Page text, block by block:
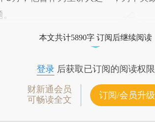
本文共计5890字 订阅后继续阅读
登录后获取已订阅的阅读权限
财新通会员
可畅读全文
订阅/会员升级